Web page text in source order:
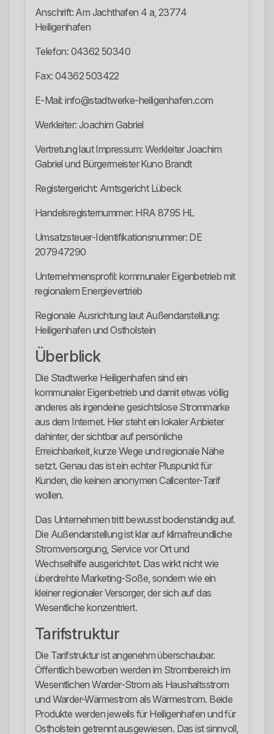
Anschrift: Am Jachthafen 4 a, 23774
Heiligenhafen
Telefon: 04362 50340
Fax: 04362 503422
E-Mail: info@stadtwerke-heiligenhafen.com
Werkleiter: Joachim Gabriel
Vertretung laut Impressum: Werkleiter Joachim
Gabriel und Bürgermeister Kuno Brandt
Registergericht: Amtsgericht Lübeck
Handelsregisternummer: HRA 8795 HL
Umsatzsteuer-Identifikationsnummer: DE
207947290
Unternehmensprofil: kommunaler Eigenbetrieb mit
regionalem Energievertrieb
Regionale Ausrichtung laut Außendarstellung:
Heiligenhafen und Ostholstein
Überblick
Die Stadtwerke Heiligenhafen sind ein
kommunaler Eigenbetrieb und damit etwas völlig
anderes als irgendeine gesichtslose Strommarke
aus dem Internet. Hier steht ein lokaler Anbieter
dahinter, der sichtbar auf persönliche
Erreichbarkeit, kurze Wege und regionale Nähe
setzt. Genau das ist ein echter Pluspunkt für
Kunden, die keinen anonymen Callcenter-Tarif
wollen.
Das Unternehmen tritt bewusst bodenständig auf.
Die Außendarstellung ist klar auf klimafreundliche
Stromversorgung, Service vor Ort und
Wechselhilfe ausgerichtet. Das wirkt nicht wie
überdrehte Marketing-Soße, sondern wie ein
kleiner regionaler Versorger, der sich auf das
Wesentliche konzentriert.
Tarifstruktur
Die Tarifstruktur ist angenehm überschaubar.
Öffentlich beworben werden im Strombereich im
Wesentlichen Warder-Strom als Haushaltsstrom
und Warder-Wärmestrom als Wärmestrom. Beide
Produkte werden jeweils für Heiligenhafen und für
Ostholstein getrennt ausgewiesen. Das ist sinnvoll,